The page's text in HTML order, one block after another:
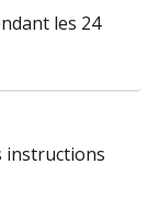
les 24
instructions